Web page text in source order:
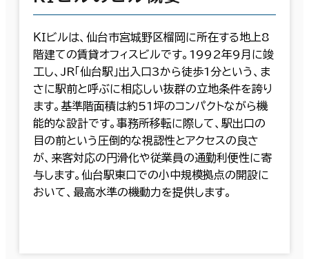
ＫＩビルは、仙台市宮城野区榴岡に所在する地上8
階建ての賃貸オフィスビルです。1992年9月に竣
工し、JR「仙台駅」出入口3から徒歩1分という、ま
さに駅前と呼ぶに相応しい抜群の立地条件を誇り
ます。基準階面積は約51坪のコンパクトながら機
能的な設計です。事務所移転に際して、駅出口の
目の前という圧倒的な視認性とアクセスの良さ
が、来客対応の円滑化や従業員の通勤利便性に寄
与します。仙台駅東口での小中規模拠点の開設に
おいて、最高水準の機動力を提供します。